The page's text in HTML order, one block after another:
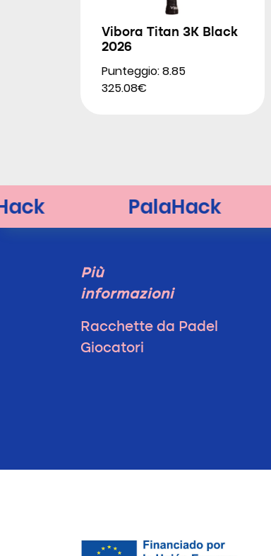
Vibora Titan 3K Black
2026
Punteggio: 8.85
325.08€
Più
informazioni
Racchette da Padel
Giocatori